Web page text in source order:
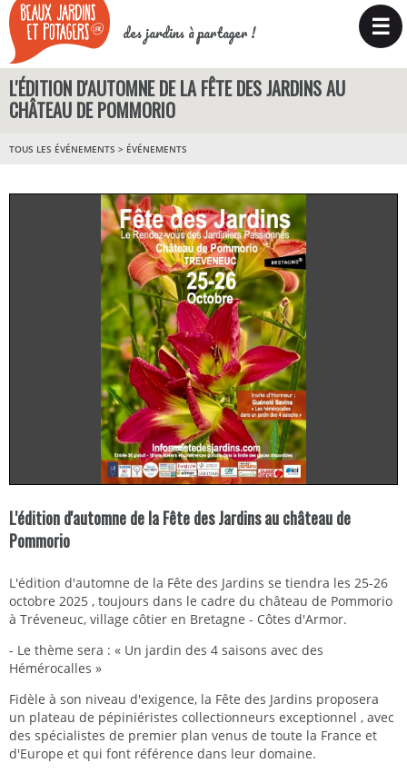
des jardins à partager ! ☰
L'ÉDITION D'AUTOMNE DE LA FÊTE DES JARDINS AU
CHÂTEAU DE POMMORIO
TOUS LES ÉVÉNEMENTS > ÉVÉNEMENTS
L'édition d'automne de la Fête des Jardins au château de
Pommorio
L'édition d'automne de la Fête des Jardins se tiendra les 25-26
octobre 2025 , toujours dans le cadre du château de Pommorio
à Tréveneuc, village côtier en Bretagne - Côtes d'Armor.
- Le thème sera : « Un jardin des 4 saisons avec des
Hémérocalles »
Fidèle à son niveau d'exigence, la Fête des Jardins proposera
un plateau de pépiniéristes collectionneurs exceptionnel , avec
des spécialistes de premier plan venus de toute la France et
d'Europe et qui font référence dans leur domaine.